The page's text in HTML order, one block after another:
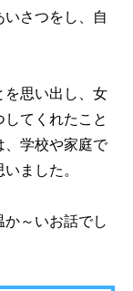
いさつをし、自
を思い出し、女
てくれたこと
、学校や家庭で
ました。
か～いお話でし